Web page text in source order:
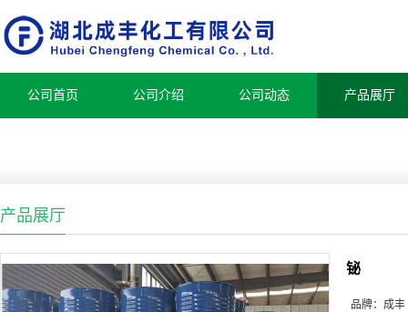
公司首页 公司介绍 公司动态 产品展厅
产品展厅
铋
品牌： 成丰